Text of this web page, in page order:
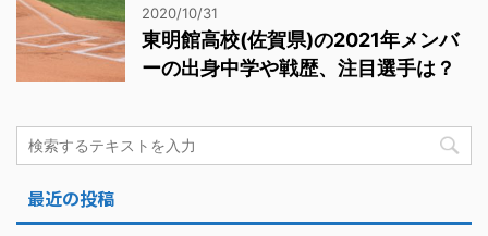
2020/10/31
東明館高校(佐賀県)の2021年メンバ
ーの出身中学や戦歴、注目選手は？
最近の投稿